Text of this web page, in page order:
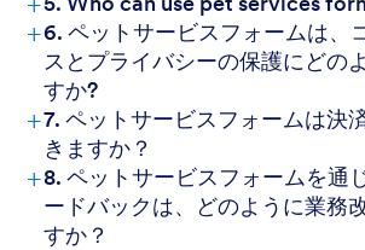
+6. ペットサービスフォームは、
スとプライバシーの保護にどの
すか?
+7. ペットサービスフォームは決
きますか？
+8. ペットサービスフォームを通
ードバックは、どのように業務
すか？